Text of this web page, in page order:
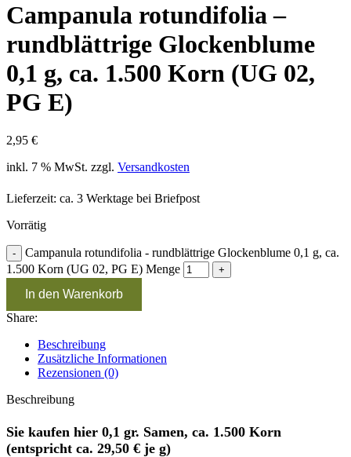
Campanula rotundifolia –
rundblättrige Glockenblume
0,1 g, ca. 1.500 Korn (UG 02,
PG E)
2,95 €
inkl. 7 % MwSt. zzgl. Versandkosten
Lieferzeit: ca. 3 Werktage bei Briefpost
Vorrätig
Campanula rotundifolia - rundblättrige Glockenblume 0,1 g, ca.
1.500 Korn (UG 02, PG E) Menge
In den Warenkorb
Share:
Beschreibung
Zusätzliche Informationen
Rezensionen (0)
Beschreibung
Sie kaufen hier 0,1 gr. Samen, ca. 1.500 Korn
(entspricht ca. 29,50 € je g)